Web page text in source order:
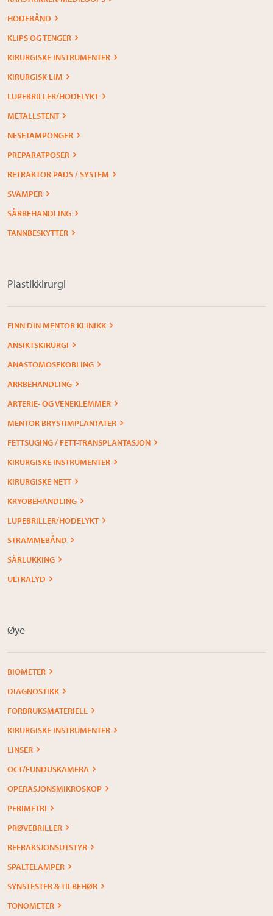
HODEBÅND
KLIPS OG TENGER
KIRURGISKE INSTRUMENTER
KIRURGISK LIM
LUPEBRILLER/HODELYKT
METALLSTENT
NESETAMPONGER
PREPARATPOSER
RETRAKTOR PADS / SYSTEM
SVAMPER
SÅRBEHANDLING
TANNBESKYTTER
Plastikkirurgi
FINN DIN MENTOR KLINIKK
ANSIKTSKIRURGI
ANASTOMOSEKOBLING
ARRBEHANDLING
ARTERIE- OG VENEKLEMMER
MENTOR BRYSTIMPLANTATER
FETTSUGING / FETT-TRANSPLANTASJON
KIRURGISKE INSTRUMENTER
KIRURGISKE NETT
KRYOBEHANDLING
LUPEBRILLER/HODELYKT
STRAMMEBÅND
SÅRLUKKING
ULTRALYD
Øye
BIOMETER
DIAGNOSTIKK
FORBRUKSMATERIELL
KIRURGISKE INSTRUMENTER
LINSER
OCT/FUNDUSKAMERA
OPERASJONSMIKROSKOP
PERIMETRI
PRØVEBRILLER
REFRAKSJONSUTSTYR
SPALTELAMPER
SYNSTESTER & TILBEHØR
TONOMETER